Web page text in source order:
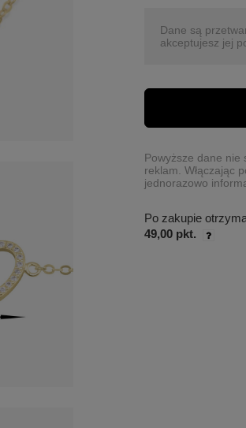
Dane są
akceptujesz jej
Powyższe dane nie
reklam. Włączając
jednorazowo
Po zakupie
49,00 pkt.